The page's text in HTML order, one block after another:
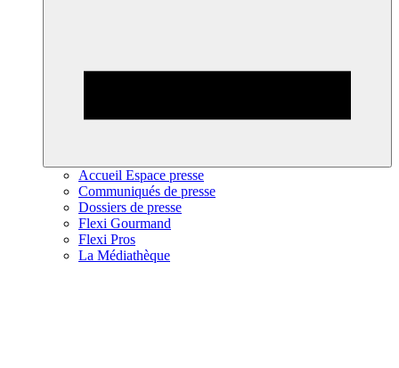
Accueil Espace presse
Communiqués de presse
Dossiers de presse
Flexi Gourmand
Flexi Pros
La Médiathèque